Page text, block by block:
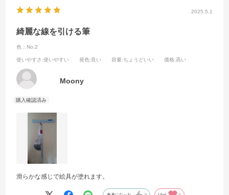
2025.5.1
綺麗な線を引ける筆
色：No.2
使いやすさ :使いやすい 発色:良い 容量:ちょうどいい 価格:高い
Moony
滑らかな感じで絵具が塗れます。